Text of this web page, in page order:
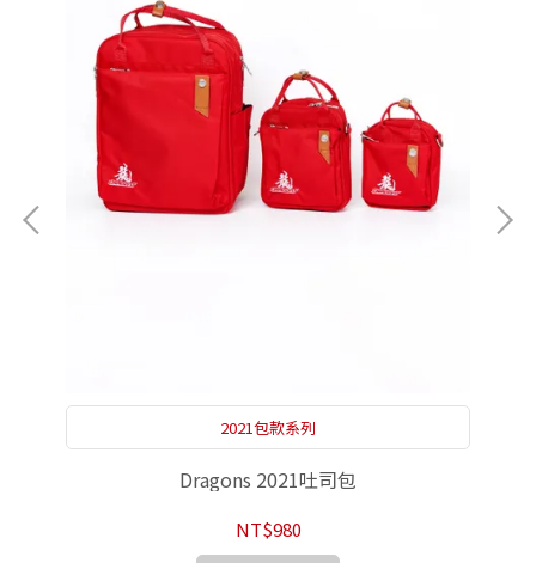
2021包款系列
Dragons 2021吐司包
NT$980